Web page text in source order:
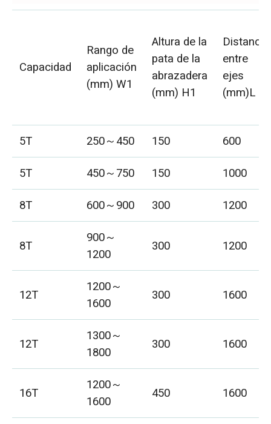
Capacidad
Rango de
aplicación
(mm) W1
Altura de la
pata de la
abrazadera
(mm) H1
Distancia
entre
ejes
(mm)L
5T 250～450 150
600
5T
450～750 150
1000
8T
600～900 300 1200
8T
900～
1200
300 1200
12T
1200～
1600
300 1600
12T
1300～
1800
300 1600
16T
1200～
1600
450 1600